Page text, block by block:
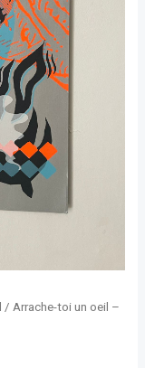
/ Arrache-toi un oeil –